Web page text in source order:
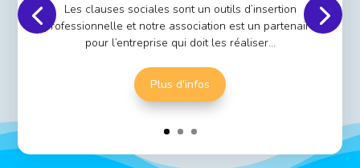
Les clauses sociales sont un outils d’insertion
professionnelle et notre association est un partenaire
pour l’entreprise qui doit les réaliser…
Plus d'infos